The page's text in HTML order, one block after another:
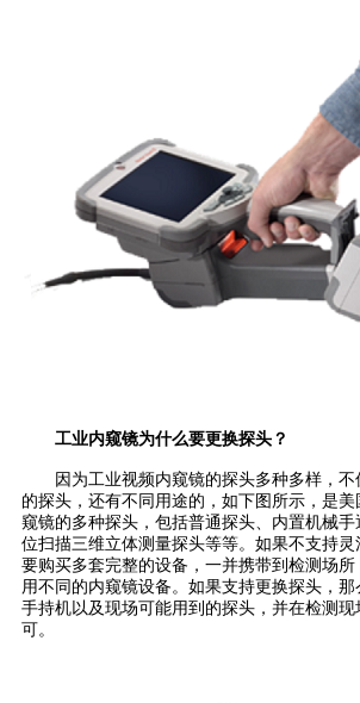
工业内窥镜为什么要更换探头？
因为工业视频内窥镜的探头多种多样，
的探头，还有不同用途的，如下图所示，是
窥镜的多种探头，包括普通探头、内置机械手
位扫描三维立体测量探头等等。如果不支持
要购买多套完整的设备，一并携带到检测场
用不同的内窥镜设备。如果支持更换探头，
手持机以及现场可能用到的探头，并在检测
可。